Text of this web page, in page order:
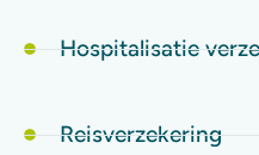
Hospitalisatie
Reisverzekering